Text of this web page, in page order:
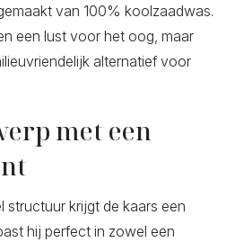
van 100% koolzaadwas.
een lust voor het oog, maar
alternatief voor
met een
structuur krijgt de kaars een
hij perfect in zowel een